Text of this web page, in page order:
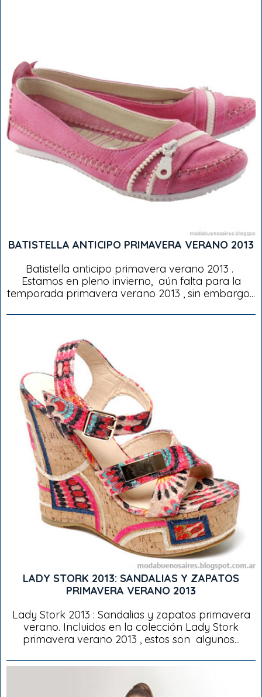
BATISTELLA ANTICIPO PRIMAVERA VERANO 2013
Batistella anticipo primavera verano 2013 .
Estamos en pleno invierno, aún falta para la
temporada primavera verano 2013 , sin embargo...
LADY STORK 2013: SANDALIAS Y ZAPATOS
PRIMAVERA VERANO 2013
Lady Stork 2013 : Sandalias y zapatos primavera
verano. Incluidos en la colección Lady Stork
primavera verano 2013 , estos son algunos...